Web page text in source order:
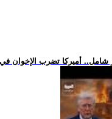
شامل.. أميركا تضرب الإخوان